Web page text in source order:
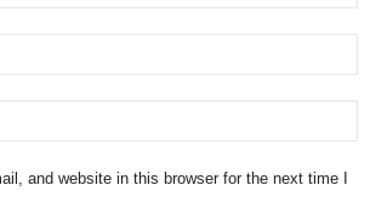
and website in this browser for the next time I